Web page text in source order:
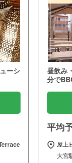
ーシ
昼飲み
分で
平均
屋上
大宮